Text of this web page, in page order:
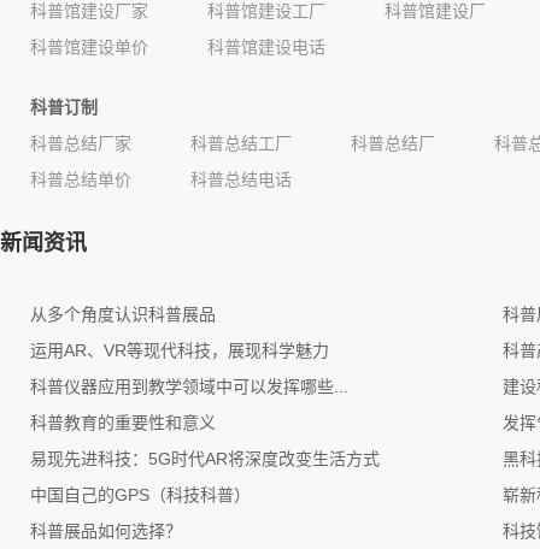
科普馆建设厂家
科普馆建设工厂
科普馆建设厂
科普馆建设单价
科普馆建设电话
科普订制
科普总结厂家
科普总结工厂 科普总结厂
科普
科普总结单价
科普总结电话
新闻资讯
从多个角度认识科普展品
科普
运用AR、VR等现代科技，展现科学魅力
科普
科普仪器应用到教学领域中可以发挥哪些...
建
科普教育的重要性和意义
发
易现先进科技：5G时代AR将深度改变生活方式
黑
中国自己的GPS（科技科普）
崭新
科普展品如何选择？
科技